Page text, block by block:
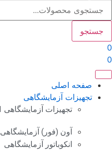
جستجو
0
0
صفحه اصلی
تجهیزات آزمایشگاهی
تجهیزات آزمایشگاهی 1
آون (فور) آزمایشگاهی
انکوباتور آزمایشگاهی